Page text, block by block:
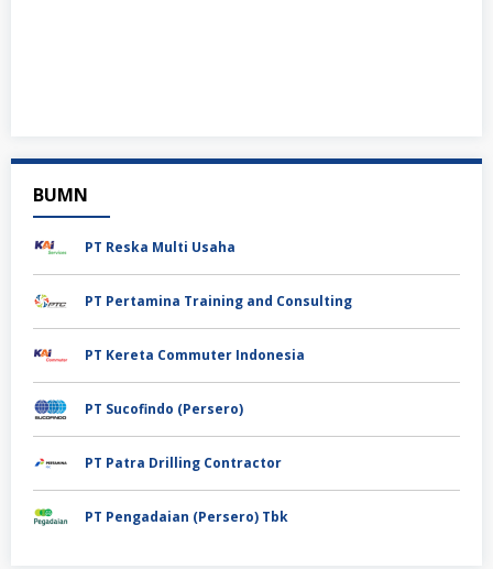
BUMN
PT Reska Multi Usaha
PT Pertamina Training and Consulting
PT Kereta Commuter Indonesia
PT Sucofindo (Persero)
PT Patra Drilling Contractor
PT Pengadaian (Persero) Tbk